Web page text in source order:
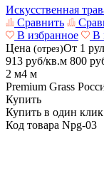
Искусственная
Сравнить
В избранное
В
Цена (отрез)От 1
913 руб/кв.м 800
2 м4 м
Premium Grass
Купить
Купить в один клик
Код товара Npg-03